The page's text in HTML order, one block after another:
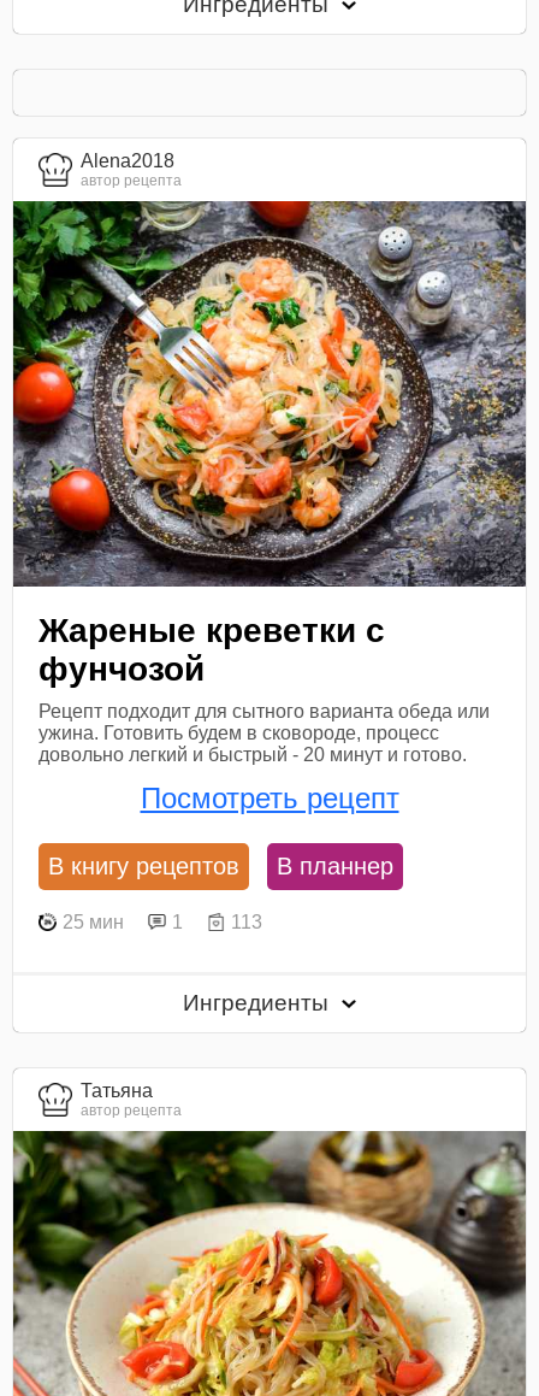
Alena2018
автор рецепта
Жареные креветки с
фунчозой
Рецепт подходит для сытного варианта обеда или
ужина. Готовить будем в сковороде, процесс
довольно легкий и быстрый - 20 минут и готово.
Посмотреть рецепт
В книгу рецептов В планнер
25 мин 1 113
Ингредиенты
Татьяна
автор рецепта